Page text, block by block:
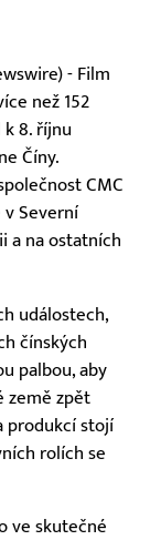
- Film
než 152
8. říjnu
Číny.
CMC
v Severní
a na ostatních
událostech,
čínských
palbou, aby
země zpět
produkcí stojí
rolích se
ve skutečné